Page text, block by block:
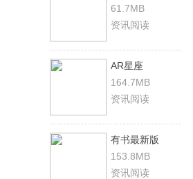
61.7MB
资讯阅读
AR星座
164.7MB
资讯阅读
有书最新版
153.8MB
资讯阅读